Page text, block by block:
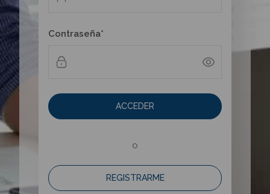
Contraseña*
ACCEDER
o
REGISTRARME